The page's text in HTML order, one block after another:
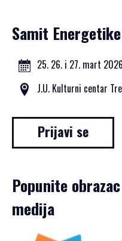
SRPSKI JEZIK
Samit
25. 26. i 27. mart
J.U. Kulturni centar
Prijavi se
Popunite
medija